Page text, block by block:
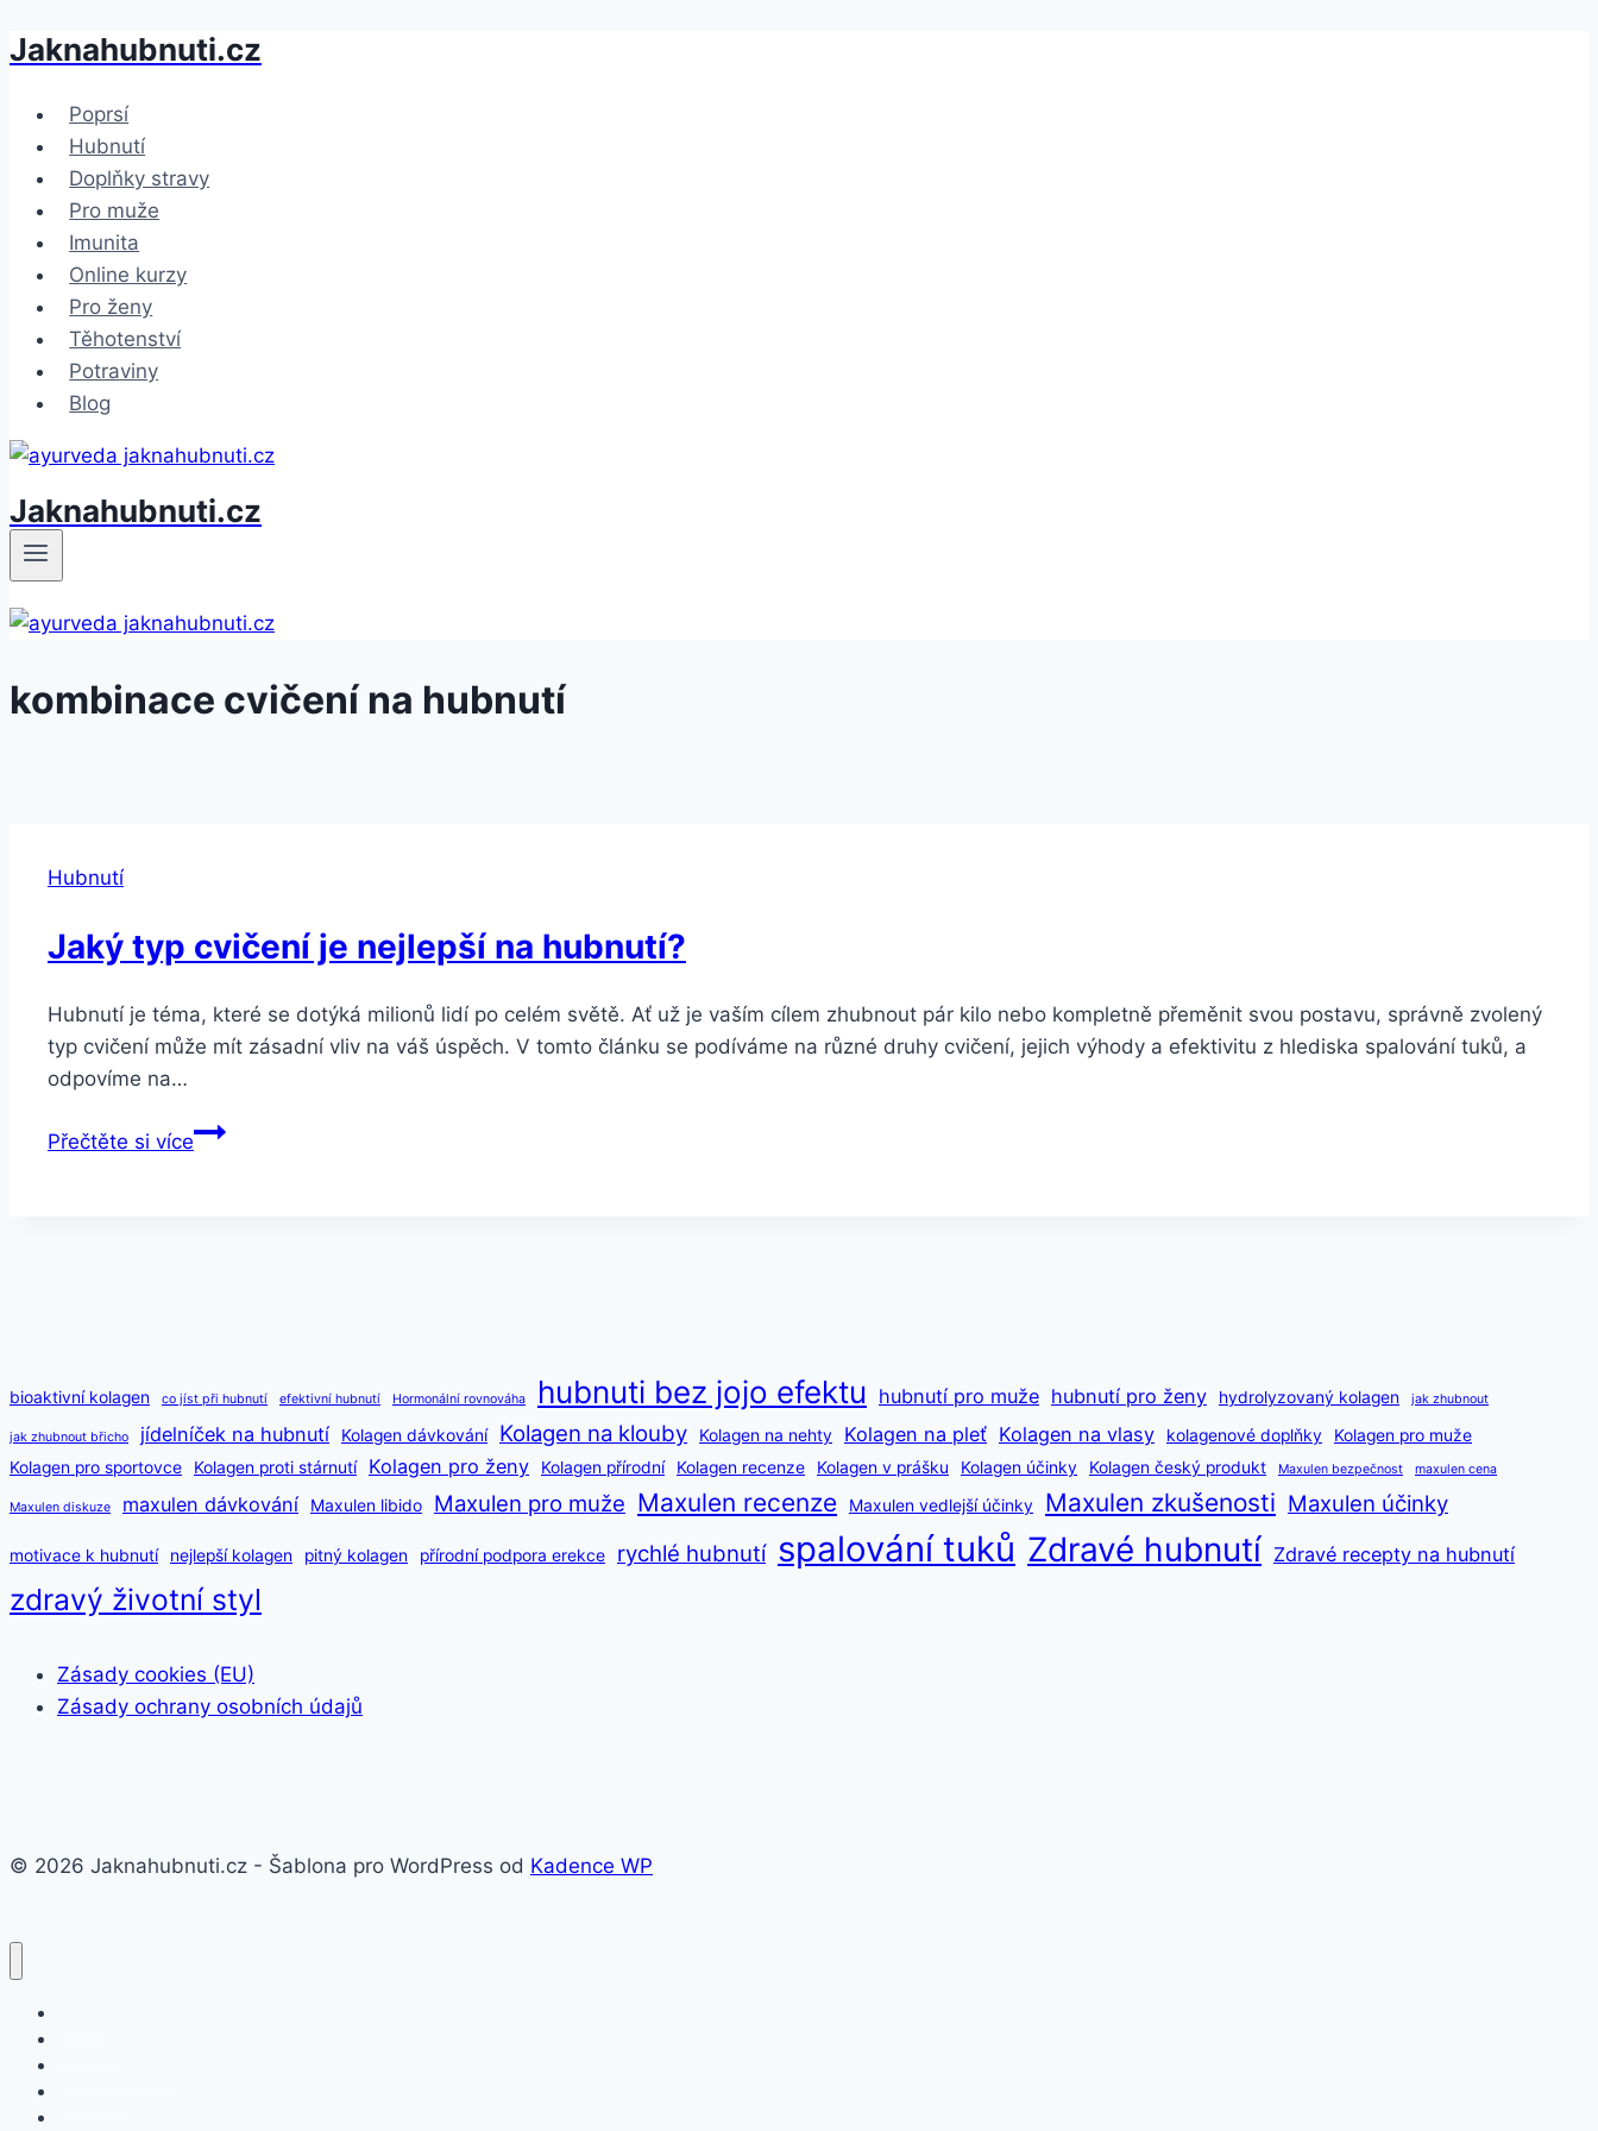
Přeskočit
obsah
Jaknahubnuti.cz
Poprsí
Hubnutí
Doplňky stravy
Pro muže
Imunita
Online kurzy
Pro ženy
Těhotenství
Potraviny
Blog
Jaknahubnuti.cz
kombinace cvičení na hubnutí
Hubnutí
Jaký typ cvičení je nejlepší na hubnutí?
Hubnutí je téma, které se dotýká milionů lidí po celém světě. Ať už je vaším cílem zhubnout pár kilo nebo kompletně přeměnit svou postavu, správně zvolený
typ cvičení může mít zásadní vliv na váš úspěch. V tomto článku se podíváme na různé druhy cvičení, jejich výhody a efektivitu z hlediska spalování tuků, a
odpovíme na…
Přečtěte si víceJaký
bioaktivní kolagen co jíst při hubnutí efektivní hubnutí Hormonální rovnováha hubnuti bez jojo efektu hubnutí pro muže hubnutí pro ženy hydrolyzovaný kolagen jak zhubnout
jak zhubnout břicho jídelníček na hubnutí Kolagen dávkování Kolagen na klouby Kolagen na nehty Kolagen na pleť Kolagen na vlasy kolagenové doplňky
Kolagen pro muže
Kolagen pro sportovce
Kolagen proti stárnutí Kolagen pro ženy Kolagen přírodní Kolagen recenze Kolagen v prášku Kolagen účinky Kolagen český produkt Maxulen bezpečnost maxulen cena
Maxulen diskuze maxulen dávkování Maxulen libido Maxulen pro muže Maxulen recenze Maxulen vedlejší účinky Maxulen zkušenosti Maxulen účinky
motivace k hubnutí nejlepší kolagen pitný kolagen přírodní podpora erekce rychlé hubnutí spalování tuků Zdravé hubnutí Zdravé recepty na hubnutí
zdravý životní styl
Zásady cookies (EU)
Zásady ochrany osobních údajů
© 2026 Jaknahubnuti.cz - Šablona pro WordPress od Kadence WP